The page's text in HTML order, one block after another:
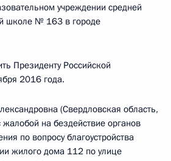
учреждении средней
школе № 163 в городе
Президенту Российской
2016 года.
(Свердловская область,
жалобой на бездействие органов
по вопросу благоустройства
жилого дома 112 по улице